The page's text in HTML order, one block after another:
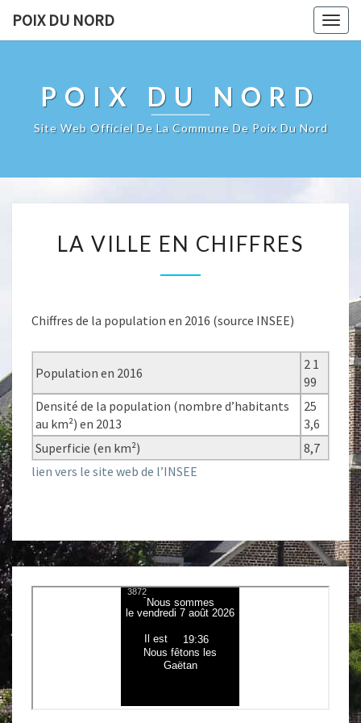
POIX DU NORD
POIX DU NORD
Site Web Officiel De La Commune De Poix Du Nord
VILLE
CHIFFRES
LA VILLE EN CHIFFRES
Chiffres de la population en 2016 (source INSEE)
Population en 2016
2 1
99
Densité de la population (nombre d’habitants
au km²) en 2013
25
3,6
Superficie (en km²)
8,7
lien vers le site web de l’INSEE